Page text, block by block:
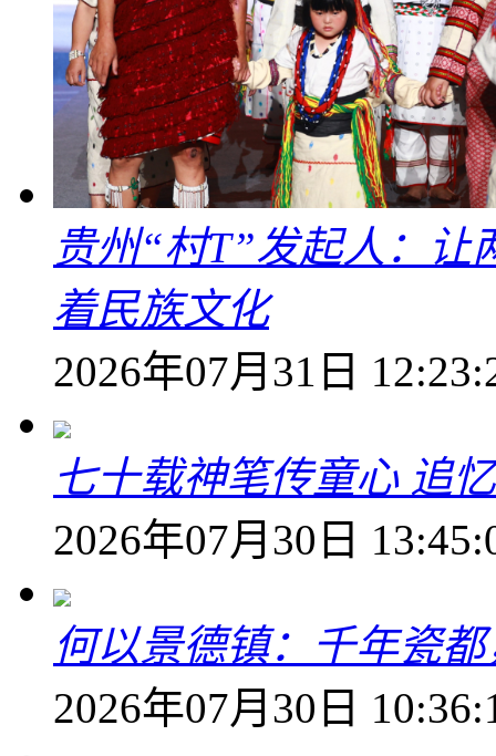
贵州“村T”发起人：让
着民族文化
2026年07月31日
七十载神笔传童心 追
2026年07月30日
何以景德镇：千年瓷
2026年07月30日